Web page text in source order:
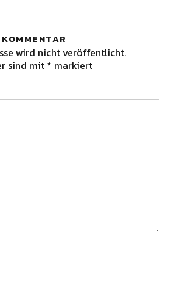
wird nicht veröffentlicht.
sind mit * markiert